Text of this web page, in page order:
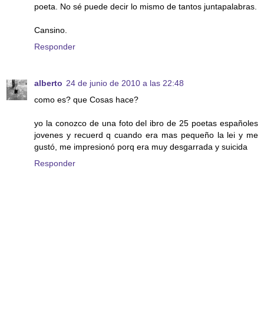
poeta. No sé puede decir lo mismo de tantos juntapalabras.
Cansino.
Responder
alberto 24 de junio de 2010 a las 22:48
como es? que Cosas hace?
yo la conozco de una foto del ibro de 25 poetas españoles
jovenes y recuerd q cuando era mas pequeño la lei y me
gustó, me impresionó porq era muy desgarrada y suicida
Responder